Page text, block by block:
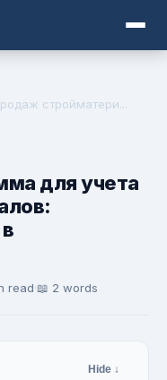
стройматери...
для учета
read·📖 2 words
Hide ↓